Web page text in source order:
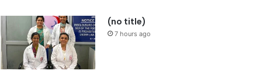
(no title)
7 hours ago